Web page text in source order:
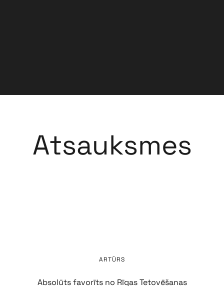
Atsauksmes
ARTŪRS
Absolūts favorīts no Rīgas Tetovēšanas